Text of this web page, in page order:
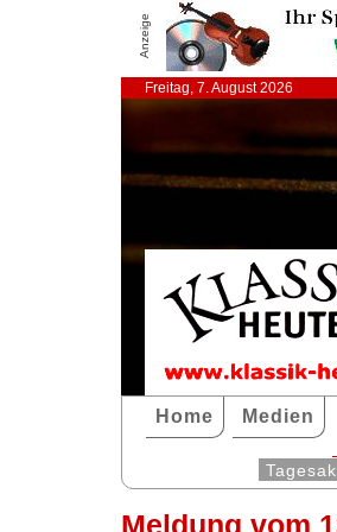
Anzeige
Freitag, 7. August 2026
Home Medien
Meldung vom